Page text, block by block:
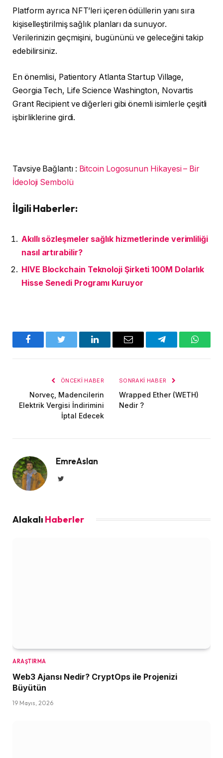
Platform ayrıca NFT’leri içeren ödüllerin yanı sıra
kişiselleştirilmiş sağlık planları da sunuyor.
Verilerinizin geçmişini, bugününü ve geleceğini takip
edebilirsiniz.
En önemlisi, Patientory Atlanta Startup Village,
Georgia Tech, Life Science Washington, Novartis
Grant Recipient ve diğerleri gibi önemli isimlerle çeşitli
işbirliklerine girdi.
Tavsiye Bağlantı : Bitcoin Logosunun Hikayesi – Bir
İdeoloji Sembolü
İlgili Haberler:
Akıllı sözleşmeler sağlık hizmetlerinde verimliliği
nasıl artırabilir?
HIVE Blockchain Teknoloji Şirketi 100M Dolarlık
Hisse Senedi Programı Kuruyor
FacebookTwitter LinkedInE-
Telegram
ÖNCEKI HABER
Norveç, Madencilerin
Elektrik Vergisi İndirimini
İptal Edecek
SONRAKI HABER
Wrapped Ether (WETH)
Nedir ?
EmreAslan
Twitter
Alakalı Haberler
ARAŞTIRMA
Web3 Ajansı Nedir? CryptOps ile Projenizi
Büyütün
19 Mayıs, 2026